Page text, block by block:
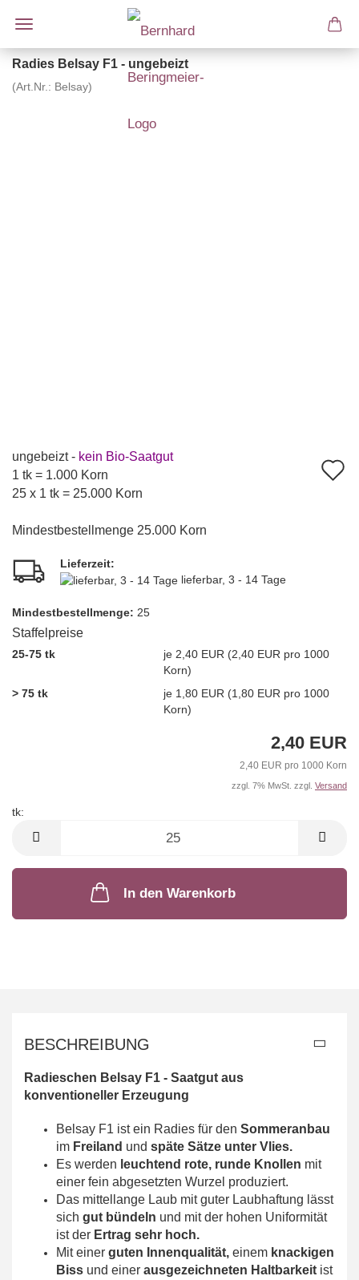
Radies Belsay F1 - ungebeizt
(Art.Nr.: Belsay)
ungebeizt - kein Bio-Saatgut
1 tk = 1.000 Korn
25 x 1 tk = 25.000 Korn
Mindestbestellmenge 25.000 Korn
Lieferzeit:
lieferbar, 3 - 14 Tage
Mindest­bestellmenge: 25
Staffelpreise
25-75 tk
je 2,40 EUR (2,40 EUR pro 1000
Korn)
> 75 tk
je 1,80 EUR (1,80 EUR pro 1000
Korn)
2,40 EUR
2,40 EUR pro 1000 Korn
zzgl. 7% MwSt. zzgl. Versand
tk:
In den Warenkorb
BESCHREIBUNG
Radieschen Belsay F1 - Saatgut aus
konventioneller Erzeugung
Belsay F1 ist ein Radies für den Sommeranbau
im Freiland und späte Sätze unter Vlies.
Es werden leuchtend rote, runde Knollen mit
einer fein abgesetzten Wurzel produziert.
Das mittellange Laub mit guter Laubhaftung lässt
sich gut bündeln und mit der hohen Uniformität
ist der Ertrag sehr hoch.
Mit einer guten Innenqualität, einem knackigen
Biss und einer ausgezeichneten Haltbarkeit ist